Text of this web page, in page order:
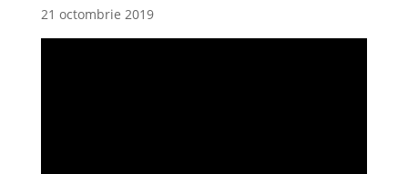
21 octombrie 2019